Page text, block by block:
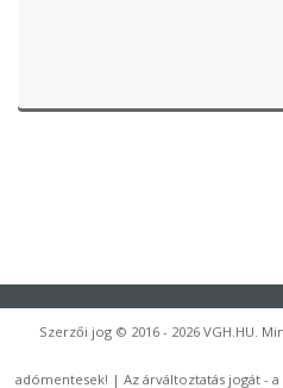
Szerzői jog © 2016 - 2026 VGH.HU.
adómentesek! | Az árváltoztatás jogát -